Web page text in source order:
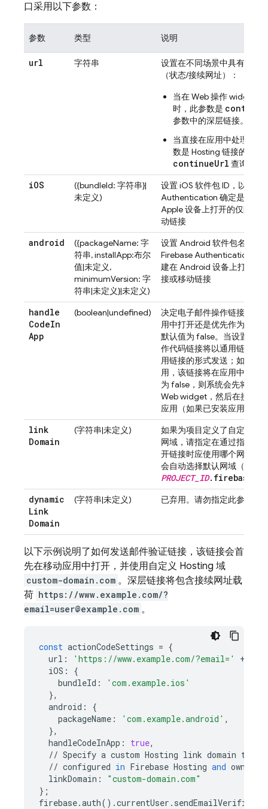
口采用以下参数：
参数 类型 说明
url 字符串
设置在不同场景中具有不同
（状态/接续网址）：
当在 Web 操作 widget
时，此参数是
参数中的深层链接。
当直接在应用中处理链接
数是 Hosting 链接的深层
continueUrl 查询参数
iOS
({bundleId: 字符串}|
未定义)
设置 iOS 软件包 ID，以帮助
Authentication 确定是否应
Apple 设备上打开的仅限网
动链接
android
({packageName: 字
符串, installApp:布尔
值|未定义,
minimumVersion: 字
符串|未定义}|未定义)
设置 Android 软件包名称，
Firebase Authentication
建在 Android 设备上打开的
接或移动链接
handle
CodeIn
App
(boolean|undefined)
决定电子邮件操作链接是优
用中打开还是优先作为网页
默认值为 false。当设置为
作代码链接将以通用链接或
用链接的形式发送；如果用
用，该链接将在应用中打开
为 false，则系统会先将代码
Web widget，然后在接续时
应用（如果已安装应用）。
link
Domain
(字符串|未定义) 如果为项目定义了自定义
网域，请指定在通过指定的
开链接时应使用哪个网域。
会自动选择默认网域（例如
PROJECT_ID
dynamic
Link
Domain
(字符串|未定义) 已弃用。请勿指定此参数。
以下示例说明了如何发送邮件验证链接，该链接会首
先在移动应用中打开，并使用自定义 Hosting 域
custom-domain.com 。深层链接将包含接续网址载
荷 https://www.example.com/?
email=user@example.com 。
const actionCodeSettings = {
url : 'https://www.example.com/?email=' +
iOS :
{
bundleId :
'com.example.ios'
},
android :
{
packageName : 'com.example.android' ,
},
handleCodeInApp : true,
// Specify a custom Hosting link domain to
// configured in Firebase Hosting and owned
linkDomain :
"custom-domain.com"
};
firebase.auth() .currentUser .